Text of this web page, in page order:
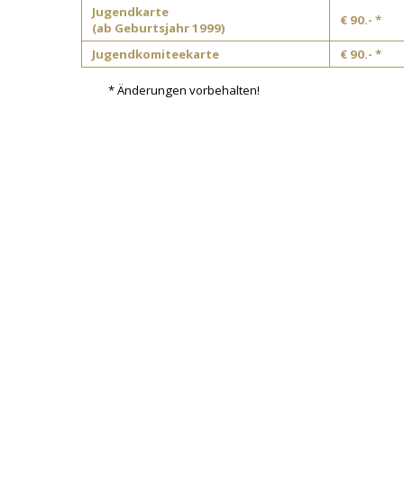
Jugendkarte
(ab Geburtsjahr 1999)
€ 90.- *
Jugendkomiteekarte € 90.- *
* Änderungen vorbehalten!